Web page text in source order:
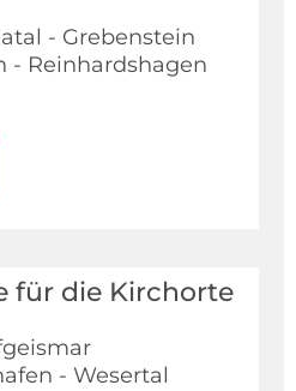
- Grebenstein
- Reinhardshagen
für die Kirchorte
- Wesertal